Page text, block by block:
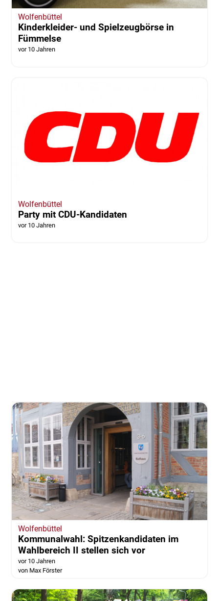
Wolfenbüttel
Kinderkleider- und Spielzeugbörse in
Fümmelse
vor 10 Jahren
Wolfenbüttel
Party mit CDU-Kandidaten
vor 10 Jahren
Wolfenbüttel
Kommunalwahl: Spitzenkandidaten im
Wahlbereich II stellen sich vor
vor 10 Jahren
von Max Förster